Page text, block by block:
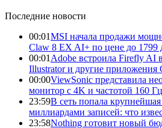
Последние новости
00:01MSI начала продажи
Claw 8 EX AI+ по цене до 1799
00:01 Adobe встроила Firefly AI
Illustrator и другие приложения
00:00ViewSonic представила
монитор с 4K и частотой 160 Гц
23:59В сеть попала
миллиардами записей: что
23:58Nothing готовит новый